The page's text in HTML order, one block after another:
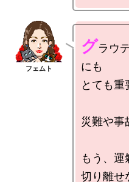
グラウ
にも
とても重
災難や事
もう、
切り離せ